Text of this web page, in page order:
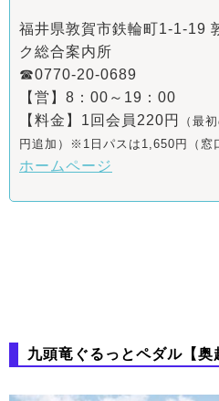
福井県敦賀市鉄輪町1-1-19
ク総合案内所
☎0770-20-0689
【営】8：00～19：00
【料金】1回会員220円
（最
円追加）※1日パスは1,650円（窓
ホームページ
九頭竜ぐるっとペダル【奥